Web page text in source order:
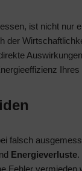
ist nicht nur
der
falsch
Energieverluste.
Fehler vermieden